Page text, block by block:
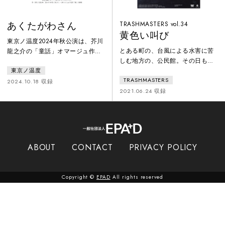
あくたがわさん
東京ノ温度2024年秋公演は、芥川
龍之介の「童話」オマージュ作品
川龍之介ですが、実は児童文学の
執筆・普及にも熱心で、芥川自身
ます。今回はその芥川童話の世界
ます。都内某所に、ひっそりとた
たずむお屋敷がありました。その
お屋敷の主は「現代の魔術師」を
東京ノ温度
2024.10.18 収録
TRASHMASTERS vol.34
黄色い叫び
とある町の、台風による水害に苦
しむ地方の、公民館。その日も台
た。そこには青年団のメンバー
が、祭りの開催について協議する
ために集められていた。祭りの開
がて会議は終わり、解散したのだ
民館は停電、町の中心からも孤立
る……
TRASHMASTERS
2021.06.24 収録
ABOUT CONTACT PRIVACY POLICY
Copyright © EPAD All rights reserved